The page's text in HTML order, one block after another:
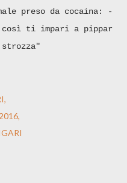
preso da cocaina: -
ti impari a pippar